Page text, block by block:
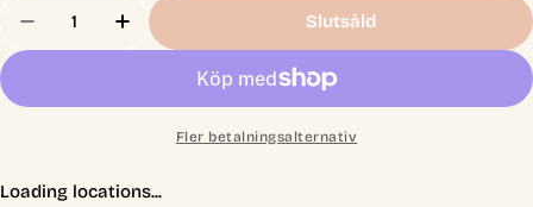
Minska Antal För Vita Plast BlankaTärningar 16
Öka Antal För Vita Plast
Slutsåld
Fler betalningsalternativ
Loading locations...